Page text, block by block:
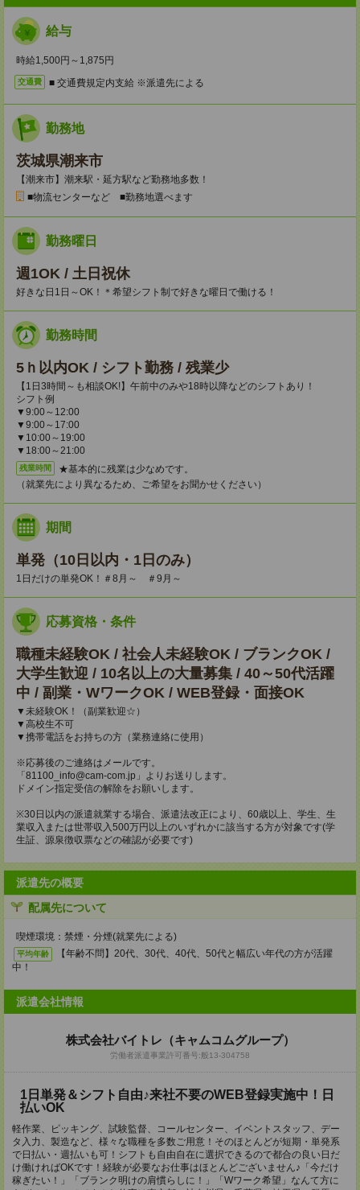
給与
時給1,500円～1,875円
交通費 ■ 交通費規定内支給 ※派遣先による
勤務地
茨城県潮来市
【潮来市】潮来駅・延方駅など勤務地多数！
■物流センターなど ■勤務地選べます
勤務曜日
週1OK / 土日祝休
好きな日1日～OK！＊希望シフト制で好きな曜日で働ける！
勤務時間
5ｈ以内OK / シフト勤務 / 残業少
【1日3時間～も相談OK!】午前中のみや18時以降などのシフトあり！
シフト例
▼9:00～12:00
▼9:00～17:00
▼10:00～19:00
▼18:00～21:00
残業時間
★基本的に残業は少なめです。
（就業先により異なるため、ご希望をお聞かせください）
期間
単発（10日以内・1日のみ）
1日だけの単発OK！＃8月～ ＃9月～
応募資格・条件
職種未経験OK / 社会人未経験OK / ブランクOK /
大学生歓迎 / 10名以上の大量募集 / 40～50代活躍
中 / 副業・WワークOK / WEB登録・面接OK
▼未経験OK！（副業歓迎☆）
▼高校生不可
▼携帯電話をお持ちの方（業務連絡に使用）
※応募後のご連絡はメールです。
「81100_info@cam-com.jp」よりお送りします。
ドメイン指定受信の解除をお願いします。
※30日以内の派遣就業する場合、派遣法改正により、60歳以上、学生、生
業収入または世帯収入500万円以上のいずれかに該当する方が対象です(学
生証、源泉徴収票などの確認が必要です)
派遣先の概要
配属先について
喫煙環境：禁煙・分煙(就業先による)
平均年齢
【年齢不問】20代、30代、40代、50代と幅広い年代の方が活躍
中！
派遣会社情報
株式会社バイトレ（キャムコムグループ）
労働者派遣事業許可番号:般13-304758
1日単発＆シフト自由♪来社不要のWEB登録実施中！日
払いOK
軽作業、ピッキング、試験監督、コールセンター、イベントスタッフ、デー
タ入力、製造など、様々な職種を多数ご用意！そのほとんどが短期・単発系
で日払い・週払いも可！シフトも自由自在に選択できるので都合の良い日だ
け働ければOKです！経験が必要なお仕事はほとんどございません♪「今だけ
稼ぎたい！」「ブランク明けの肩慣らしに！」「Wワーク希望」なんて方に